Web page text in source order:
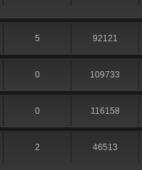
5 92121
0 109733
0 116158
2 46513